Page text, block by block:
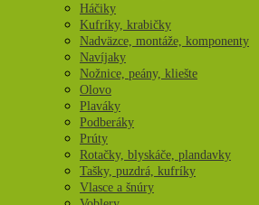
Háčiky
Kufríky, krabičky
Nadväzce, montáže, komponenty
Navíjaky
Nožnice, peány, kliešte
Olovo
Plaváky
Podberáky
Prúty
Rotačky, blyskáče, plandavky
Tašky, puzdrá, kufríky
Vlasce a šnúry